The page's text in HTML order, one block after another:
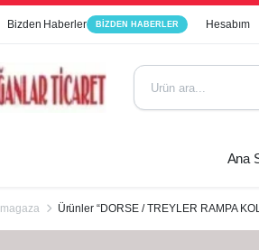
Bizden Haberler BIZDEN HABERLER Hesabım
Ana
magaza Ürünler “DORSE / TREYLER RAMPA